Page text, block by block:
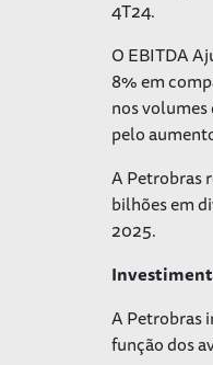
4T24.
O EBITDA
8% em
nos
pelo
A Petrobras
bilhões em
2025.
A Petrobras
função dos